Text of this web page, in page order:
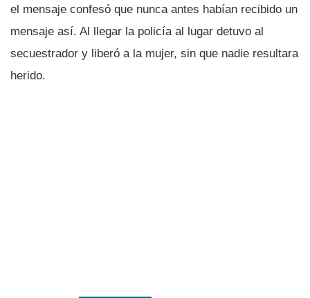
el mensaje confesó que nunca antes habí­an recibido un
mensaje así­. Al llegar la policí­a al lugar detuvo al
secuestrador y liberó a la mujer, sin que nadie resultara
herido.